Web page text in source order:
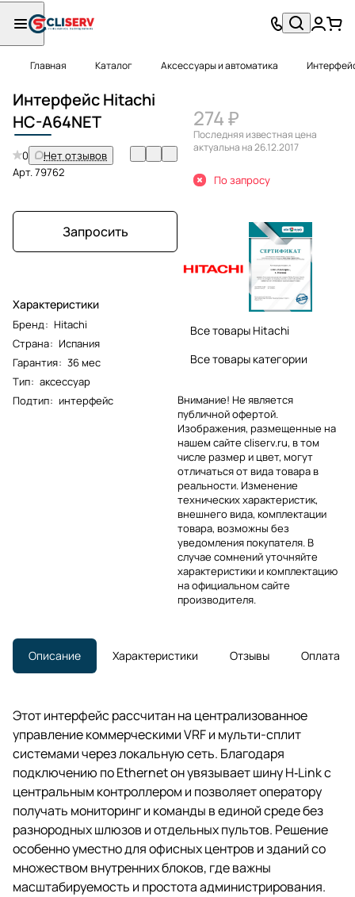
Главная Каталог Аксессуары и автоматика
Интерфейс Hitachi
HC-A64NET
0
Нет отзывов
Арт.79762
Запросить
Характеристики
Бренд: Hitachi
Страна: Испания
Гарантия: 36 мес
Тип: аксессуар
Подтип: интерфейс
274 ₽
Последняя известная цена
актуальна на 26.12.2017
По запросу
Все товары Hitachi
Все товары категории
Внимание! Не является
публичной офертой.
Изображения, размещенные на
нашем сайте cliserv.ru, в том
числе размер и цвет, могут
отличаться от вида товара в
реальности. Изменение
технических характеристик,
внешнего вида, комплектации
товара, возможны без
уведомления покупателя. В
случае сомнений уточняйте
характеристики и комплектацию
на официальном сайте
производителя.
Описание Характеристики Отзывы Оплата
Этот интерфейс рассчитан на централизованное
управление коммерческими VRF и мульти-сплит
системами через локальную сеть. Благодаря
подключению по Ethernet он увязывает шину H‑Link с
центральным контроллером и позволяет оператору
получать мониторинг и команды в единой среде без
разнородных шлюзов и отдельных пультов. Решение
особенно уместно для офисных центров и зданий со
множеством внутренних блоков, где важны
масштабируемость и простота администрирования.